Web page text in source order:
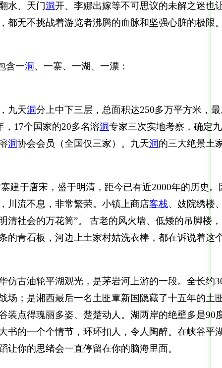
水、天门洞开、李娜出嫁等不可思议的未解之迷也
都无不挑战着游览者沸腾的血脉和坚强心脏的极
含一洞 、一寨、一湖、一漂：
九天洞分上中下三层，总面积达250多万平方米，
，17个国家的20多名溶洞专家三次实地考察，确定
洞协会会员（全国仅三家）。九天洞的三大绝景土
建于唐宋，盛于明清，距今已有近2000年的历史。
川流不息，非常繁荣。小镇上商店客栈、妓院绣楼
清社会的万花筒”。 古老的风火墙、低矮的吊脚
的青石板，河边上土家村姑洗衣棒，都在诉说着这
仿古油轮平湖观光，是茅岩河上游的一段。全长
；是湘西最后一名土匪覃新国隐藏了十五年的土
装点得瑰丽多姿、楚楚动人。湖两岸的绝壁多是
书的一个个情节，环环扣人，令人陶醉。在峡谷
让你的思绪会一直停留在你的脑海里面。